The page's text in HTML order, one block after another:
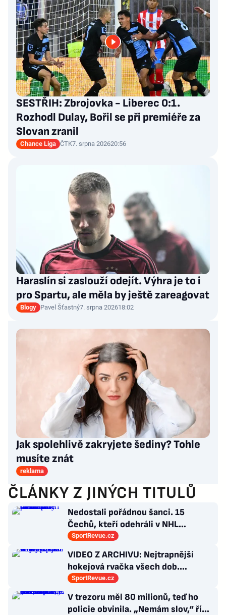
SESTŘIH: Zbrojovka - Liberec 0:1.
Rozhodl Dulay, Bořil se při premiéře za
Slovan zranil
Chance Liga ČTK7. srpna 202620:56
Haraslín si zaslouží odejít. Výhra je to i
pro Spartu, ale měla by ještě zareagovat
Blogy Pavel Šťastný7. srpna 202618:02
Jak spolehlivě zakryjete šediny? Tohle
musíte znát
reklama
ČLÁNKY Z JINÝCH TITULŮ
Nedostali pořádnou šanci. 15
Čechů, kteří odehráli v NHL
maximálně dva zápasy
SportRevue.cz
VIDEO Z ARCHIVU: Nejtrapnější
hokejová rvačka všech dob.
Nepadla v ní ani rána
SportRevue.cz
V trezoru měl 80 milionů, teď ho
policie obvinila. „Nemám slov,“ říká